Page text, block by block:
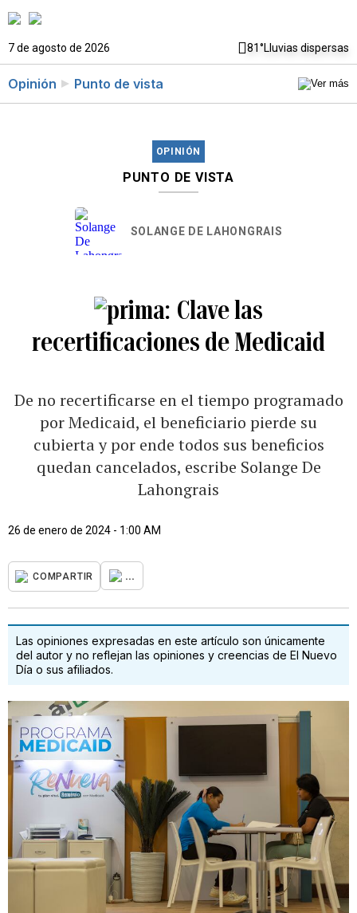
7 de agosto de 2026 81°Lluvias dispersas
Opinión Punto de vista
OPINIÓN
PUNTO DE VISTA
SOLANGE DE LAHONGRAIS
Clave las
recertificaciones de Medicaid
De no recertificarse en el tiempo programado
por Medicaid, el beneficiario pierde su
cubierta y por ende todos sus beneficios
quedan cancelados, escribe Solange De
Lahongrais
26 de enero de 2024 - 1:00 AM
COMPARTIR ...
Las opiniones expresadas en este artículo son únicamente
del autor y no reflejan las opiniones y creencias de El Nuevo
Día o sus afiliados.